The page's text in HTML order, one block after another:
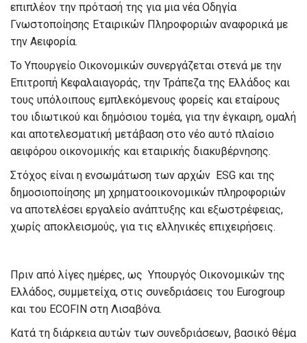
επιπλέον την πρότασή της για μια νέα Οδηγία
Γνωστοποίησης Εταιρικών Πληροφοριών αναφορικά με
την Αειφορία.
Το Υπουργείο Οικονομικών συνεργάζεται στενά με την
Επιτροπή Κεφαλαιαγοράς, την Τράπεζα της Ελλάδος και
τους υπόλοιπους εμπλεκόμενους φορείς και εταίρους
του ιδιωτικού και δημόσιου τομέα, για την έγκαιρη, ομαλή
και αποτελεσματική μετάβαση στο νέο αυτό πλαίσιο
αειφόρου οικονομικής και εταιρικής διακυβέρνησης.
Στόχος είναι η ενσωμάτωση των αρχών ESG και της
δημοσιοποίησης μη χρηματοοικονομικών πληροφοριών
να αποτελέσει εργαλείο ανάπτυξης και εξωστρέφειας,
χωρίς αποκλεισμούς, για τις ελληνικές επιχειρήσεις.
Πριν από λίγες ημέρες, ως Υπουργός Οικονομικών της
Ελλάδος, συμμετείχα, στις συνεδριάσεις του Eurogroup
και του ECOFIN στη Λισαβόνα.
Κατά τη διάρκεια αυτών των συνεδριάσεων, βασικό θέμα